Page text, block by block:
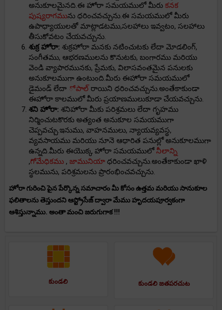
అనుకూలమైనది.ఈ హోరా సమయములో మీరు కనక
పుష్యరాగమును ధరించవచ్చును.ఈ సమయములో మీరు
ఉపాధ్యాయులతో మాట్లాడటము,సలహాలు ఇవ్వటం, సలహాలు
తీసుకోవటం చేయవచ్చును.
శుక్ర హోరా: శుక్రహోరా మనకు నటించుటకు లేదా మోడలింగ్,
సంగీతము, ఆభరణములను కొనుటకు, బంగారము మరియు
వెండి వ్యాపారమునకు, ప్రేమకు, విలాసవంతమైన పనులకు
అనుకూలముగా ఉంటుంది.మీరు ఈహోరా సమయములో
డైమండ్ లేదా ోపాల్ రాయిని ధరించవచ్చును.అంతేకాకుండా
ఈహోరా కాలములో మీరు ప్రయాణములుకూడా చేయవచ్చును.
శని హోరా: శనిహోరా మీకు పరిశ్రమలు లేదా గృహము
నిర్మించుటకొరకు అత్యంత అనుకూల సమయముగా
చెప్పవచ్చు.ఇనుము, వాహనములు, న్యాయవ్యవస్థ,
వ్యవసాయము మరియు నూనె ఆధారిత పనుల్లో అనుకూలముగా
ఉన్నది.మీరు ఈయొక్క హోరా సమయములోనీలాన్ని
,గోమేధికము , జామునియా ధరించవచ్చును.అంతేకాకుండా ఖాళి
స్థలమును, పరిశ్రమలను ప్రారంభించవచ్చును.
హోరా గురించి పైన పేర్కొన్న సమాచారం మీ కోసం ఉత్తమ మరియు సానుకూల
ఫలితాలను తెస్తుందని ఆస్ట్రోసేజ్ ద్వారా మేము హృదయపూర్వకంగా
ఆశిస్తున్నాము. అంతా మంచి జరుగుగాక !!!
కుండలి కుండలి జతపరచుట